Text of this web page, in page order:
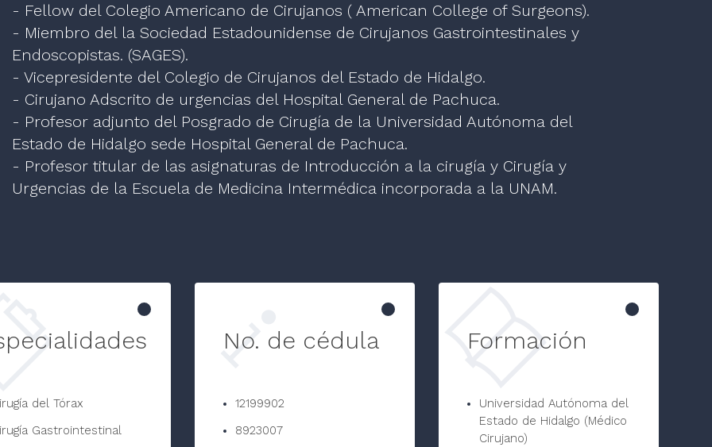
- Fellow del Colegio Americano de Cirujanos ( American College of Surgeons).
- Miembro del la Sociedad Estadounidense de Cirujanos Gastrointestinales y
Endoscopistas. (SAGES).
- Vicepresidente del Colegio de Cirujanos del Estado de Hidalgo.
- Cirujano Adscrito de urgencias del Hospital General de Pachuca.
- Profesor adjunto del Posgrado de Cirugía de la Universidad Autónoma del
Estado de Hidalgo sede Hospital General de Pachuca.
- Profesor titular de las asignaturas de Introducción a la cirugía y Cirugía y
Urgencias de la Escuela de Medicina Intermédica incorporada a la UNAM.
del Tórax
Gastrointestinal
No. de cédula
12199902
8923007
Formación
Universidad Autónoma del
Estado de Hidalgo (Médico
Cirujano)